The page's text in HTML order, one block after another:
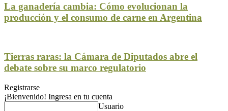
La ganadería cambia: Cómo evolucionan la
producción y el consumo de carne en Argentina
Tierras raras: la Cámara de Diputados abre el
debate sobre su marco regulatorio
Registrarse
¡Bienvenido! Ingresa en tu cuenta
Usuario